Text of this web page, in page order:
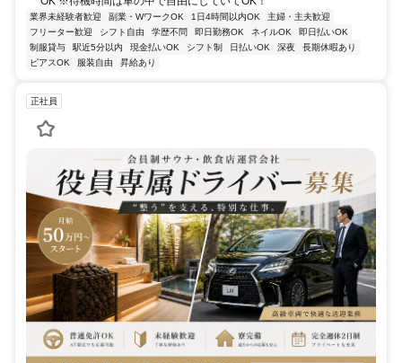
業界未経験者歓迎 副業・WワークOK 1日4時間以内OK
主婦・主夫歓迎
フリーター歓迎
シフト自由 学歴不問 即日勤務OK ネイルOK
即日払いOK
制服貸与
駅近5分以内 現金払いOK シフト制 日払いOK 深夜
長期休暇あり
ピアスOK
服装自由 昇給あり
正社員